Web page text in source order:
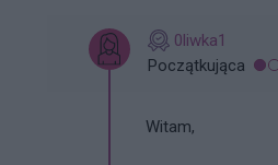
0liwka1
Początkująca
Witam,